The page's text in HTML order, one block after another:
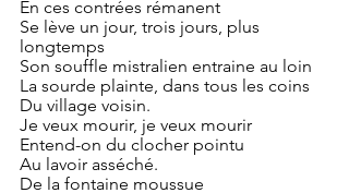
En ces contrées rémanent
Se lève un jour, trois jours, plus
longtemps
Son souffle mistralien entraine au loin
La sourde plainte, dans tous les coins
Du village voisin.
Je veux mourir, je veux mourir
Entend-on du clocher pointu
Au lavoir asséché.
De la fontaine moussue